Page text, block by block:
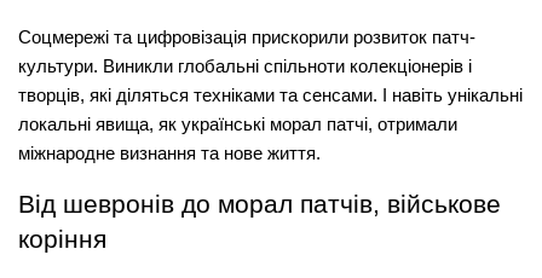
Соцмережі та цифровізація прискорили розвиток патч-
культури. Виникли глобальні спільноти колекціонерів і
творців, які діляться техніками та сенсами. І навіть унікальні
локальні явища, як українські морал патчі, отримали
міжнародне визнання та нове життя.
Від шевронів до морал патчів, військове
коріння